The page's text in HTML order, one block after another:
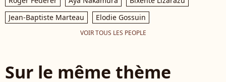
Jean-Baptiste Marteau
Elodie Gossuin
VOIR TOUS LES PEOPLE
Sur le même thème